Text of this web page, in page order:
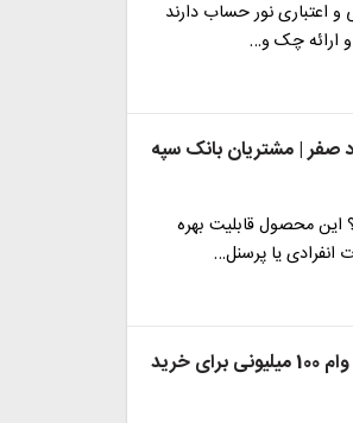
و اعتباری نور حساب دارند
ارائه چک و…
کارمزد صفر | مشتریان بانک سپه
این محصول قابلیت بهره
انفرادی یا پرسنل…
خبر مهم برای متقاضیان وام | ثبت نام وام 100 میلیونی برای خرید